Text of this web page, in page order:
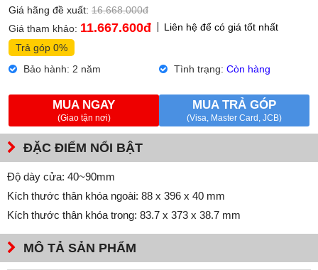
Giá hãng đề xuất: 16.668.000đ
Giá tham khảo: 11.667.600đ
Liên hệ để có giá tốt nhất
Trả góp 0%
Bảo hành: 2 năm
Tình trạng: Còn hàng
MUA NGAY
(Giao tận nơi)
MUA TRẢ GÓP
(Visa, Master Card, JCB)
ĐẶC ĐIỂM NỔI BẬT
Độ dày cửa: 40~90mm
Kích thước thân khóa ngoài: 88 x 396 x 40 mm
Kích thước thân khóa trong: 83.7 x 373 x 38.7 mm
MÔ TẢ SẢN PHẨM